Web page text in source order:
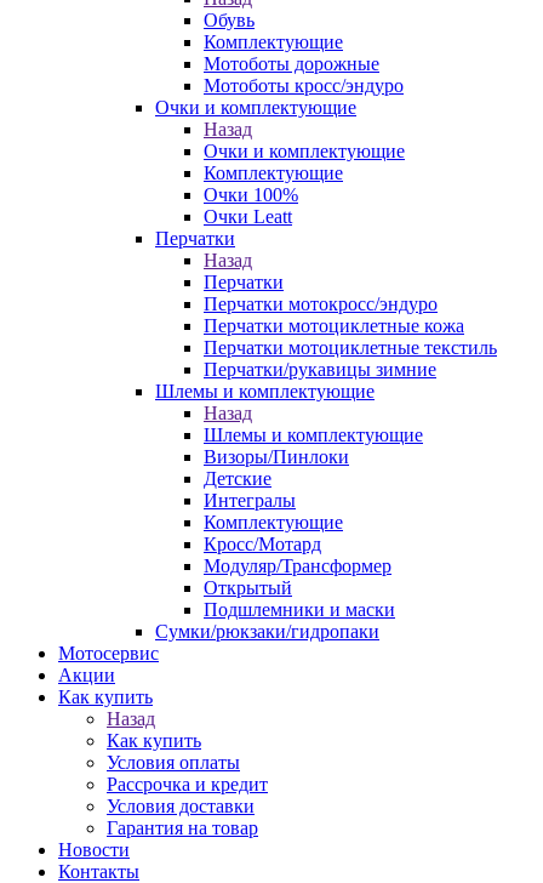
Обувь
Комплектующие
Мотоботы дорожные
Мотоботы кросс/эндуро
Очки и комплектующие
Назад
Очки и комплектующие
Комплектующие
Очки 100%
Очки Leatt
Перчатки
Назад
Перчатки
Перчатки мотокросс/эндуро
Перчатки мотоциклетные кожа
Перчатки мотоциклетные текстиль
Перчатки/рукавицы зимние
Шлемы и комплектующие
Назад
Шлемы и комплектующие
Визоры/Пинлоки
Детские
Интегралы
Комплектующие
Кросс/Мотард
Модуляр/Трансформер
Открытый
Подшлемники и маски
Сумки/рюкзаки/гидропаки
Мотосервис
Акции
Как купить
Назад
Как купить
Условия оплаты
Рассрочка и кредит
Условия доставки
Гарантия на товар
Новости
Контакты